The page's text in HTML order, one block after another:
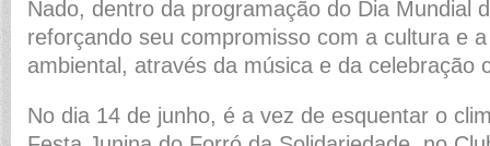
Nado, dentro da programação do Dia Mundial
reforçando seu compromisso com a cultura e
ambiental, através da música e da celebração
No dia 14 de junho, é a vez de esquentar o